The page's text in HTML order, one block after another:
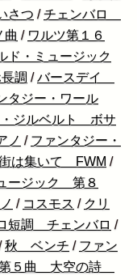
さつ /チェンバロ
/ ワルツ第１６
ド・ミュージック
調 /バースデイ
ジー・ワール
・ジルベルト ボサ
ノ / ファンタジー・
は集いて FWM /
ージック 第８
/ コスモス / クリ
短調 チェンバロ /
秋 ベンチ / ファン
第５曲 大空の詩